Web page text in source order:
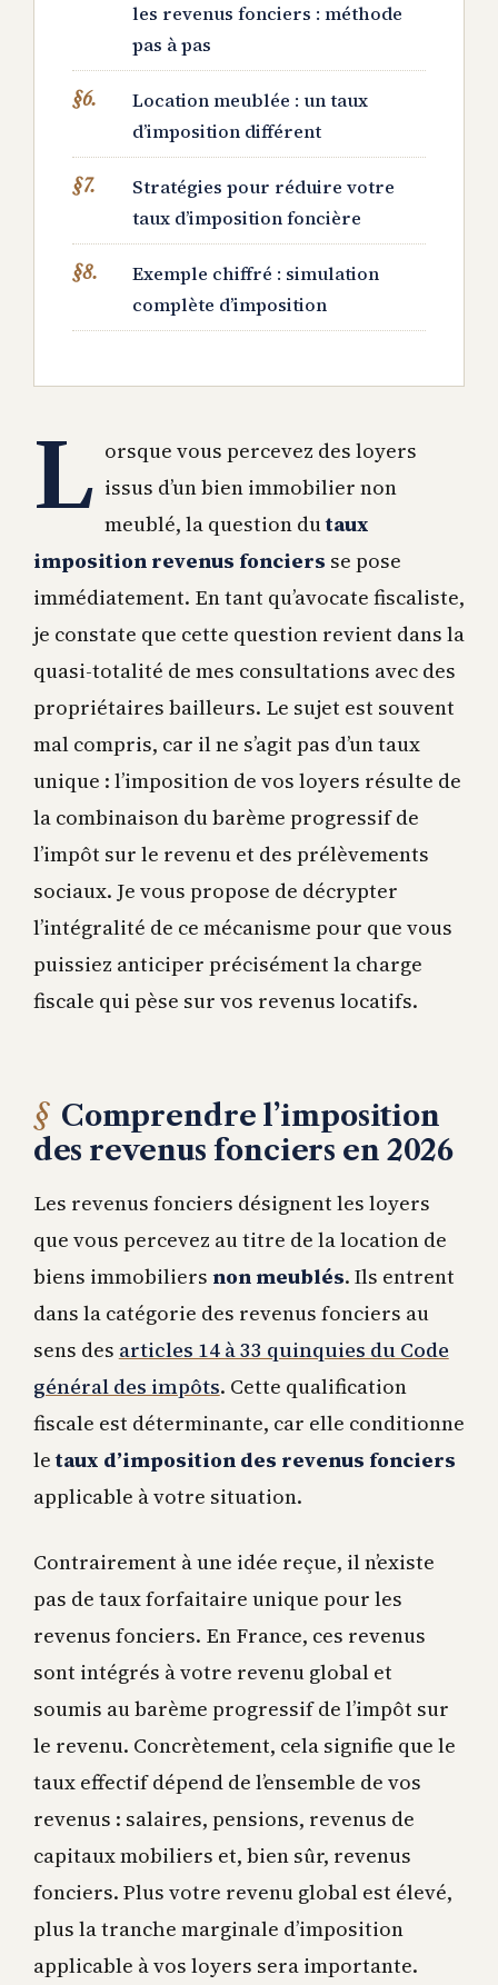
les revenus fonciers : méthode
pas à pas
Location meublée : un taux
d’imposition différent
Stratégies pour réduire votre
taux d’imposition foncière
Exemple chiffré : simulation
complète d’imposition
L orsque vous percevez des loyers
issus d’un bien immobilier non
meublé, la question dutaux
imposition revenus fonciers se pose
immédiatement. En tant qu’avocate fiscaliste,
je constate que cette question revient dans la
quasi-totalité de mes consultations avec des
propriétaires bailleurs. Le sujet est souvent
mal compris, car il ne s’agit pas d’un taux
unique : l’imposition de vos loyers résulte de
la combinaison du barème progressif de
l’impôt sur le revenu et des prélèvements
sociaux. Je vous propose de décrypter
l’intégralité de ce mécanisme pour que vous
puissiez anticiper précisément la charge
fiscale qui pèse sur vos revenus locatifs.
Comprendre l’imposition
des revenus fonciers en 2026
Les revenus fonciers désignent les loyers
que vous percevez au titre de la location de
biens immobiliers non meublés. Ils entrent
dans la catégorie des revenus fonciers au
sens des articles 14 à 33 quinquies du Code
général des impôts. Cette qualification
fiscale est déterminante, car elle conditionne
letaux d’imposition des revenus fonciers
applicable à votre situation.
Contrairement à une idée reçue, il n’existe
pas de taux forfaitaire unique pour les
revenus fonciers. En France, ces revenus
sont intégrés à votre revenu global et
soumis au barème progressif de l’impôt sur
le revenu. Concrètement, cela signifie que le
taux effectif dépend de l’ensemble de vos
revenus : salaires, pensions, revenus de
capitaux mobiliers et, bien sûr, revenus
fonciers. Plus votre revenu global est élevé,
plus la tranche marginale d’imposition
applicable à vos loyers sera importante.